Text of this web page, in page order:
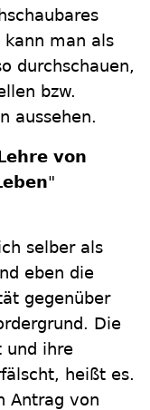
man als
durchschauen,
bzw.
aussehen.
von
"
selber als
eben die
gegenüber
Die
und ihre
heißt es.
Antrag von